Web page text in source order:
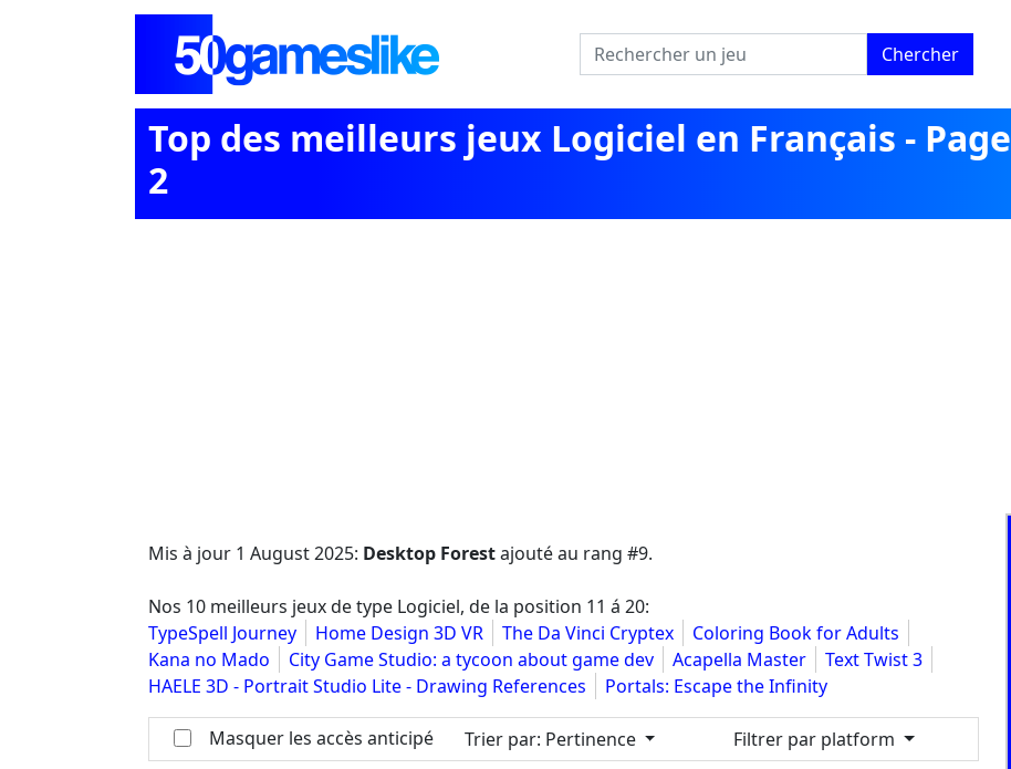
Chercher
Top des meilleurs jeux Logiciel en Français - Page
2
Mis à jour 1 August 2025: Desktop Forestajouté au rang #9.
Nos 10 meilleurs jeux de type Logiciel, de la position 11 á 20:
TypeSpell Journey
Home Design 3D VR The Da Vinci Cryptex
Coloring Book for Adults
Kana no Mado
City Game Studio: a tycoon about game dev Acapella Master
Text Twist 3
HAELE 3D - Portrait Studio Lite - Drawing References
Portals: Escape the Infinity
Masquer les accès anticipé Trier par: Pertinence Filtrer par platform